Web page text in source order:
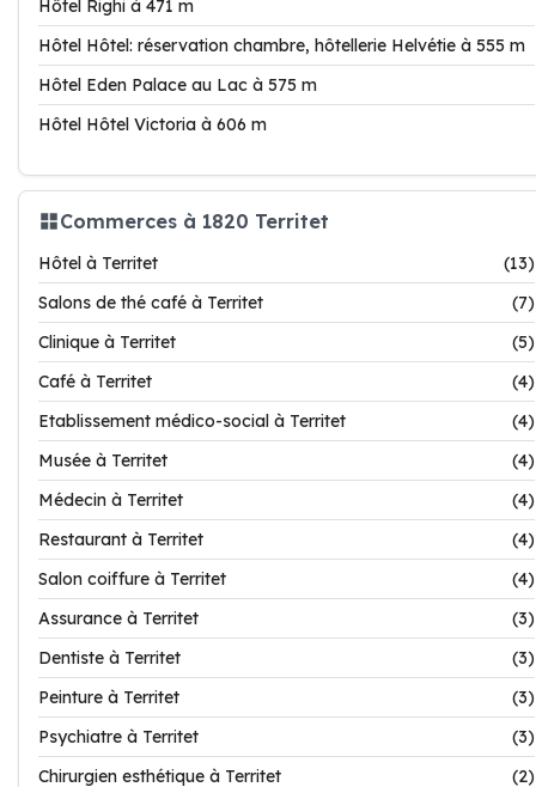
Hôtel Righi à 471 m
Hôtel Hôtel: réservation chambre, hôtellerie Helvétie à 555 m
Hôtel Eden Palace au Lac à 575 m
Hôtel Hôtel Victoria à 606 m
Commerces à 1820 Territet
Hôtel à Territet
(13)
Salons de thé café à Territet
(7)
Clinique à Territet
(5)
Café à Territet
(4)
Etablissement médico-social à Territet
(4)
Musée à Territet
(4)
Médecin à Territet
(4)
Restaurant à Territet
(4)
Salon coiffure à Territet
(4)
Assurance à Territet
(3)
Dentiste à Territet
(3)
Peinture à Territet
(3)
Psychiatre à Territet
(3)
Chirurgien esthétique à Territet
(2)